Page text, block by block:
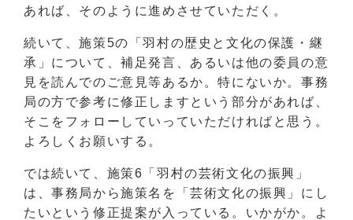
あれば、そのように進めさせていただく。
続いて、施策5の「羽村の歴史と文化の保護・継
承」について、補足発言、あるいは他の委員の意
見を読んでのご意見等あるか。特にないか。事務
局の方で参考に修正しますという部分があれば、
そこをフォローしていっていただければと思う。
よろしくお願いする。
では続いて、施策6「羽村の芸術文化の振興」
は、事務局から施策名を「芸術文化の振興」にし
たいという修正提案が入っている。いかがか。よ